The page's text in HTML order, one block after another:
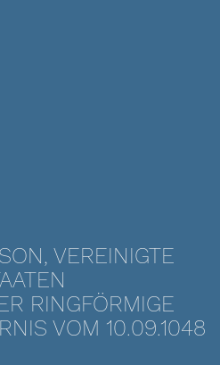
VEREINIGTE
RINGFÖRMIGE
VOM 10.09.1048